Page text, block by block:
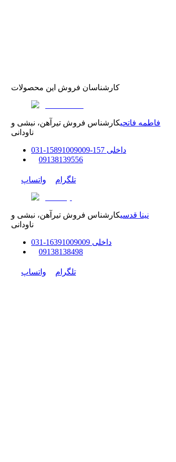
کارشناسان فروش این محصولات
فاطمه فاتحیکارشناس فروش تیرآهن، نبشی و
ناودانی
داخلی 157-158
91009009
-
031
09138139556
تلگرام واتساپ
نینا قدسیکارشناس فروش تیرآهن، نبشی و
ناودانی
داخلی 16391009009
-
031
09138138498
تلگرام واتساپ